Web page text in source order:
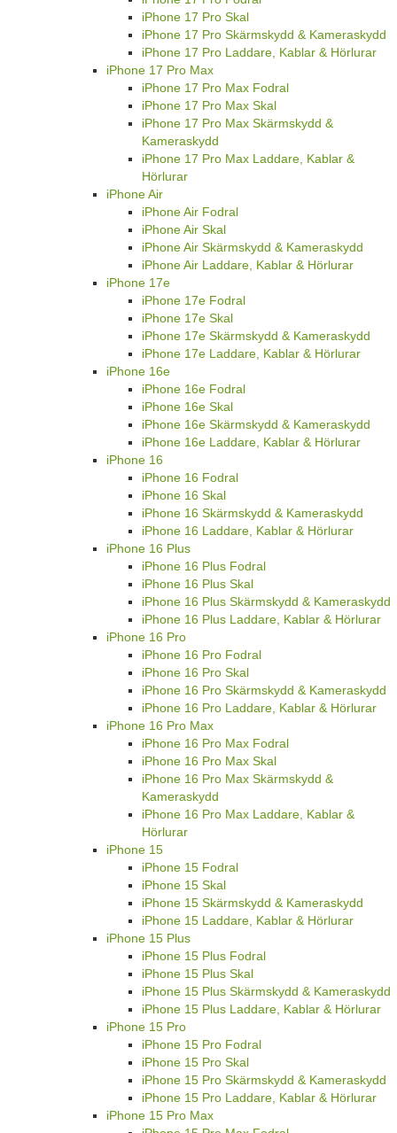
iPhone 17 Pro Skal
iPhone 17 Pro Skärmskydd & Kameraskydd
iPhone 17 Pro Laddare, Kablar & Hörlurar
iPhone 17 Pro Max
iPhone 17 Pro Max Fodral
iPhone 17 Pro Max Skal
iPhone 17 Pro Max Skärmskydd &
Kameraskydd
iPhone 17 Pro Max Laddare, Kablar &
Hörlurar
iPhone Air
iPhone Air Fodral
iPhone Air Skal
iPhone Air Skärmskydd & Kameraskydd
iPhone Air Laddare, Kablar & Hörlurar
iPhone 17e
iPhone 17e Fodral
iPhone 17e Skal
iPhone 17e Skärmskydd & Kameraskydd
iPhone 17e Laddare, Kablar & Hörlurar
iPhone 16e
iPhone 16e Fodral
iPhone 16e Skal
iPhone 16e Skärmskydd & Kameraskydd
iPhone 16e Laddare, Kablar & Hörlurar
iPhone 16
iPhone 16 Fodral
iPhone 16 Skal
iPhone 16 Skärmskydd & Kameraskydd
iPhone 16 Laddare, Kablar & Hörlurar
iPhone 16 Plus
iPhone 16 Plus Fodral
iPhone 16 Plus Skal
iPhone 16 Plus Skärmskydd & Kameraskydd
iPhone 16 Plus Laddare, Kablar & Hörlurar
iPhone 16 Pro
iPhone 16 Pro Fodral
iPhone 16 Pro Skal
iPhone 16 Pro Skärmskydd & Kameraskydd
iPhone 16 Pro Laddare, Kablar & Hörlurar
iPhone 16 Pro Max
iPhone 16 Pro Max Fodral
iPhone 16 Pro Max Skal
iPhone 16 Pro Max Skärmskydd &
Kameraskydd
iPhone 16 Pro Max Laddare, Kablar &
Hörlurar
iPhone 15
iPhone 15 Fodral
iPhone 15 Skal
iPhone 15 Skärmskydd & Kameraskydd
iPhone 15 Laddare, Kablar & Hörlurar
iPhone 15 Plus
iPhone 15 Plus Fodral
iPhone 15 Plus Skal
iPhone 15 Plus Skärmskydd & Kameraskydd
iPhone 15 Plus Laddare, Kablar & Hörlurar
iPhone 15 Pro
iPhone 15 Pro Fodral
iPhone 15 Pro Skal
iPhone 15 Pro Skärmskydd & Kameraskydd
iPhone 15 Pro Laddare, Kablar & Hörlurar
iPhone 15 Pro Max